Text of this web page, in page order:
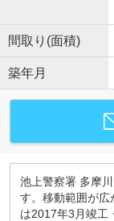
間取り(面積)
築年月
池上警察署 多摩
す。移動範囲が
は2017年3月竣工